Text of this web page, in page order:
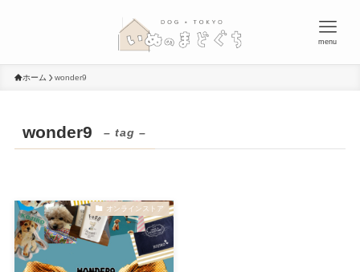
menu
ホーム wonder9
wonder9 – tag –
オンラインストア